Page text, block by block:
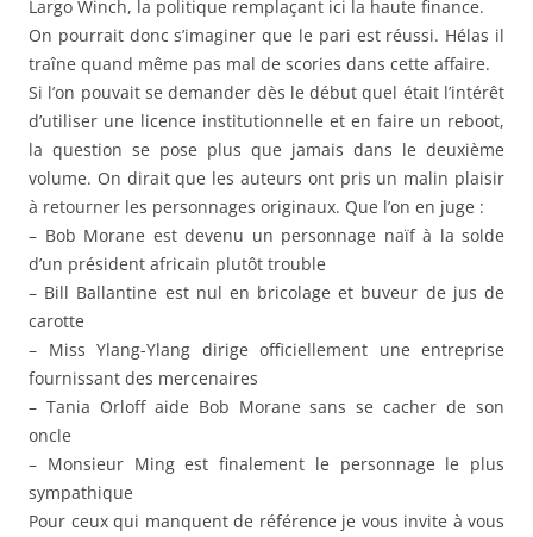
Largo Winch, la politique remplaçant ici la haute finance.
On pourrait donc s’imaginer que le pari est réussi. Hélas il
traîne quand même pas mal de scories dans cette affaire.
Si l’on pouvait se demander dès le début quel était l’intérêt
d’utiliser une licence institutionnelle et en faire un reboot,
la question se pose plus que jamais dans le deuxième
volume. On dirait que les auteurs ont pris un malin plaisir
à retourner les personnages originaux. Que l’on en juge :
– Bob Morane est devenu un personnage naïf à la solde
d’un président africain plutôt trouble
– Bill Ballantine est nul en bricolage et buveur de jus de
carotte
– Miss Ylang-Ylang dirige officiellement une entreprise
fournissant des mercenaires
– Tania Orloff aide Bob Morane sans se cacher de son
oncle
– Monsieur Ming est finalement le personnage le plus
sympathique
Pour ceux qui manquent de référence je vous invite à vous